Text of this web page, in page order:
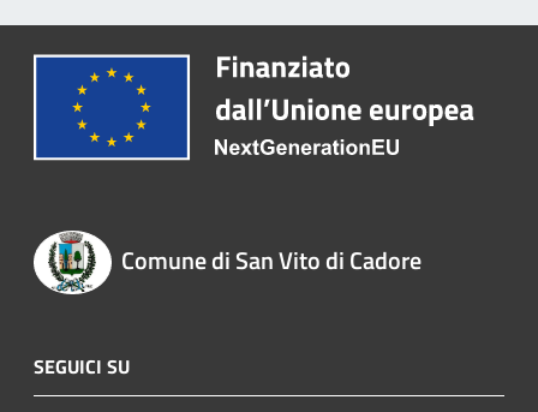
Comune di San Vito di Cadore
SEGUICI SU